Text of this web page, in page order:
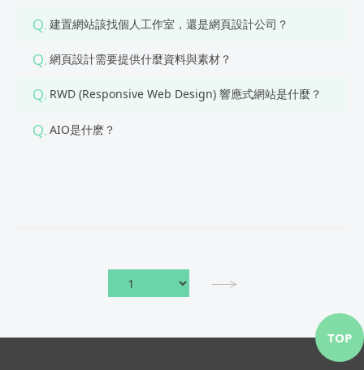
Q. 建置網站該找個人工作室，還是網頁設計公司？
Q. 網頁設計需要提供什麼資料與素材？
Q. RWD (Responsive Web Design) 響應式網站是什麼？
Q. AIO是什麽？
TOP